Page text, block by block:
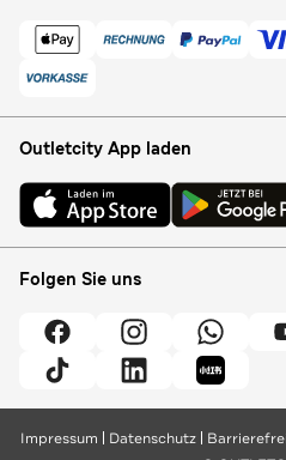
Outletcity App laden
Folgen Sie uns
Impressum Datenschutz